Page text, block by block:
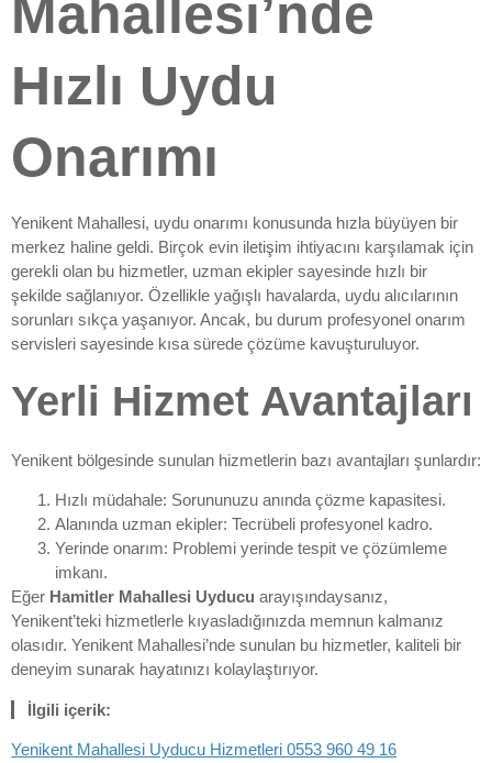
Mahallesi’nde
Hızlı Uydu
Onarımı
Yenikent Mahallesi, uydu onarımı konusunda hızla büyüyen bir
merkez haline geldi. Birçok evin iletişim ihtiyacını karşılamak için
gerekli olan bu hizmetler, uzman ekipler sayesinde hızlı bir
şekilde sağlanıyor. Özellikle yağışlı havalarda, uydu alıcılarının
sorunları sıkça yaşanıyor. Ancak, bu durum profesyonel onarım
servisleri sayesinde kısa sürede çözüme kavuşturuluyor.
Yerli Hizmet Avantajları
Yenikent bölgesinde sunulan hizmetlerin bazı avantajları şunlardır:
Hızlı müdahale: Sorununuzu anında çözme kapasitesi.
Alanında uzman ekipler: Tecrübeli profesyonel kadro.
Yerinde onarım: Problemi yerinde tespit ve çözümleme
imkanı.
Eğer Hamitler Mahallesi Uyducu arayışındaysanız,
Yenikent’teki hizmetlerle kıyasladığınızda memnun kalmanız
olasıdır. Yenikent Mahallesi’nde sunulan bu hizmetler, kaliteli bir
deneyim sunarak hayatınızı kolaylaştırıyor.
İlgili içerik:
Yenikent Mahallesi Uyducu Hizmetleri 0553 960 49 16